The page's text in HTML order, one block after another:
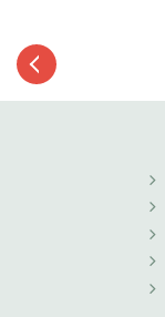
Article
précédent